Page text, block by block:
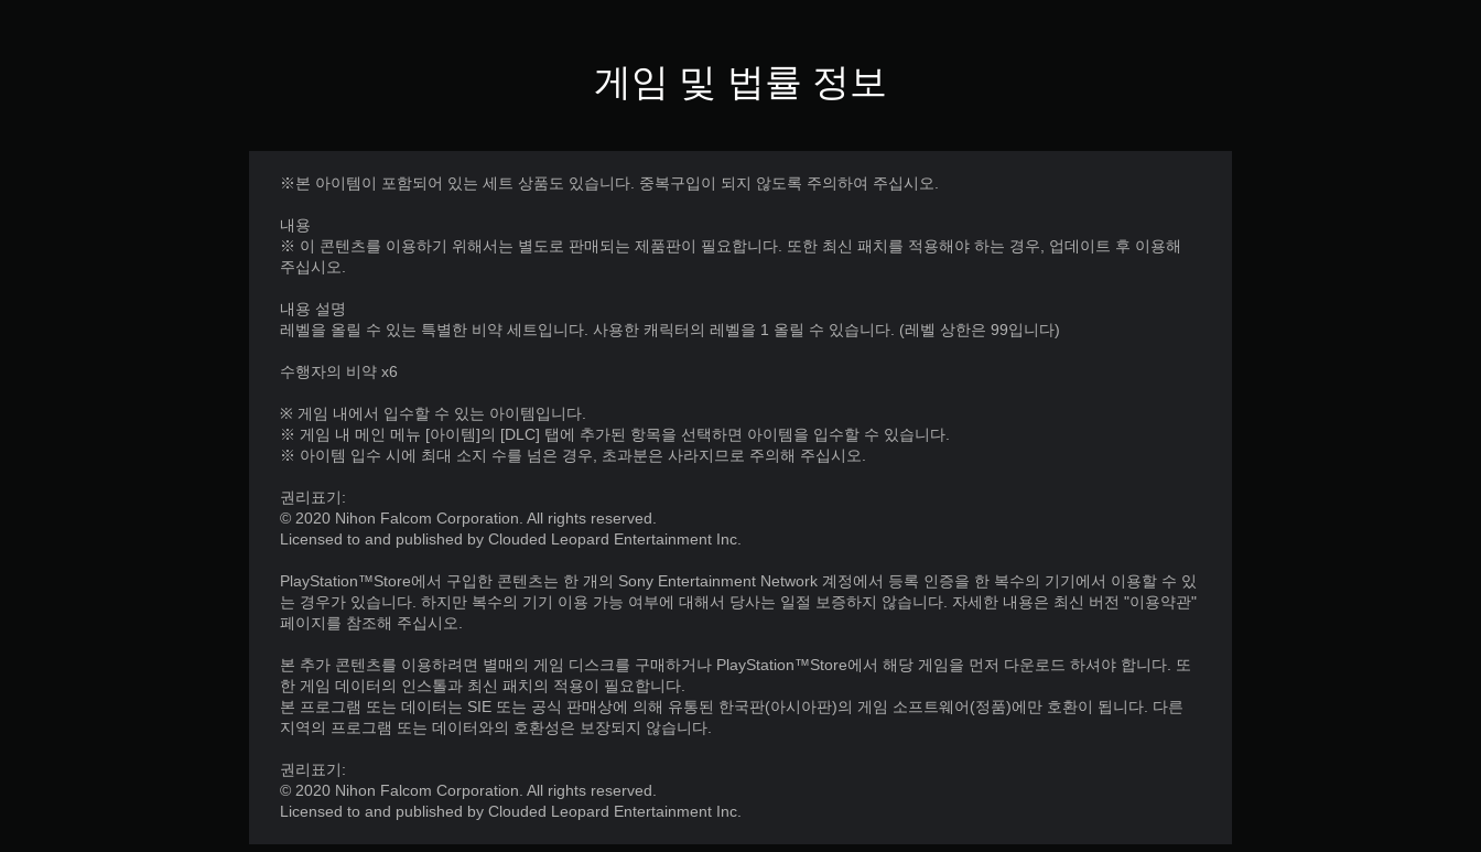
게임 및 법률 정보
※본 아이템이 포함되어 있는 세트 상품도 있습니다. 중복구입이 되지 않도록 주의하여 주십시오.
내용
※ 이 콘텐츠를 이용하기 위해서는 별도로 판매되는 제품판이 필요합니다. 또한 최신 패치를 적용해야 하는 경우, 업데이트 후 이용해
주십시오.
내용 설명
레벨을 올릴 수 있는 특별한 비약 세트입니다. 사용한 캐릭터의 레벨을 1 올릴 수 있습니다. (레벨 상한은 99입니다)
수행자의 비약 x6
※ 게임 내에서 입수할 수 있는 아이템입니다.
※ 게임 내 메인 메뉴 [아이템]의 [DLC] 탭에 추가된 항목을 선택하면 아이템을 입수할 수 있습니다.
※ 아이템 입수 시에 최대 소지 수를 넘은 경우, 초과분은 사라지므로 주의해 주십시오.
권리표기:
© 2020 Nihon Falcom Corporation. All rights reserved.
Licensed to and published by Clouded Leopard Entertainment Inc.
PlayStation™Store에서 구입한 콘텐츠는 한 개의 Sony Entertainment Network 계정에서 등록 인증을 한 복수의 기기에서 이용할 수 있
는 경우가 있습니다. 하지만 복수의 기기 이용 가능 여부에 대해서 당사는 일절 보증하지 않습니다. 자세한 내용은 최신 버전 "이용약관"
페이지를 참조해 주십시오.
본 추가 콘텐츠를 이용하려면 별매의 게임 디스크를 구매하거나 PlayStation™Store에서 해당 게임을 먼저 다운로드 하셔야 합니다. 또
한 게임 데이터의 인스톨과 최신 패치의 적용이 필요합니다.
본 프로그램 또는 데이터는 SIE 또는 공식 판매상에 의해 유통된 한국판(아시아판)의 게임 소프트웨어(정품)에만 호환이 됩니다. 다른
지역의 프로그램 또는 데이터와의 호환성은 보장되지 않습니다.
권리표기:
© 2020 Nihon Falcom Corporation. All rights reserved.
Licensed to and published by Clouded Leopard Entertainment Inc.